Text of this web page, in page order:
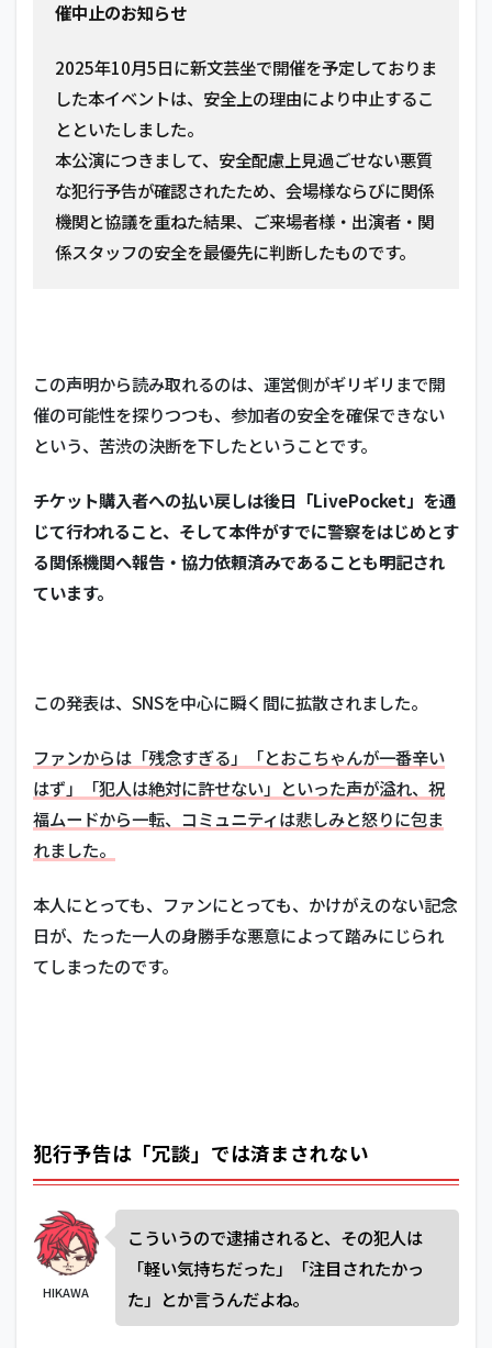
催中止のお知らせ
2025年10月5日に新文芸坐で開催を予定しておりま
した本イベントは、安全上の理由により中止するこ
とといたしました。
本公演につきまして、安全配慮上見過ごせない悪質
な犯行予告が確認されたため、会場様ならびに関係
機関と協議を重ねた結果、ご来場者様・出演者・関
係スタッフの安全を最優先に判断したものです。
この声明から読み取れるのは、運営側がギリギリまで開
催の可能性を探りつつも、参加者の安全を確保できない
という、苦渋の決断を下したということです。
チケット購入者への払い戻しは後日「LivePocket」を通
じて行われること、そして本件がすでに警察をはじめとす
る関係機関へ報告・協力依頼済みであることも明記され
ています。
この発表は、SNSを中心に瞬く間に拡散されました。
ファンからは「残念すぎる」「とおこちゃんが一番辛い
はず」「犯人は絶対に許せない」といった声が溢れ、祝
福ムードから一転、コミュニティは悲しみと怒りに包ま
れました。
本人にとっても、ファンにとっても、かけがえのない記念
日が、たった一人の身勝手な悪意によって踏みにじられ
てしまったのです。
犯行予告は「冗談」では済まされない
HIKAWA
こういうので逮捕されると、その犯人は
「軽い気持ちだった」「注目されたかっ
た」とか言うんだよね。